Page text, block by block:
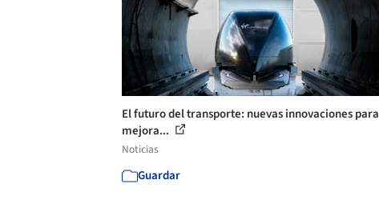
El futuro del transporte: nuevas innovaciones para
mejora...
Noticias
Guardar